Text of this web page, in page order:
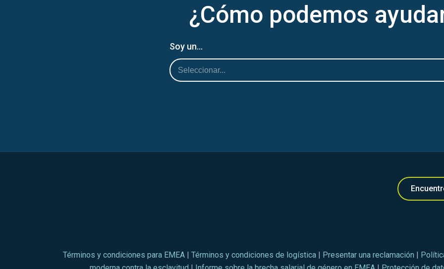
¿Cómo podemos
Soy un...
Términos y condiciones para EMEA | Términos y condiciones de logística | Presentar una reclamación |